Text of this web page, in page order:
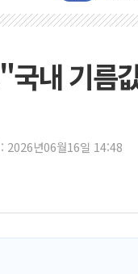
트럼
미 연
[종합]
美
[AI
내 기름
2026년06월16일 14:48